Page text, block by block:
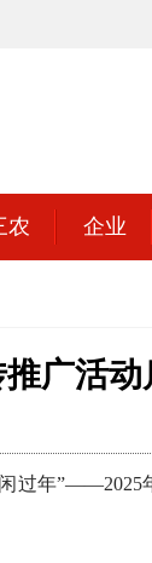
农 企业
广活动
过年”——2025